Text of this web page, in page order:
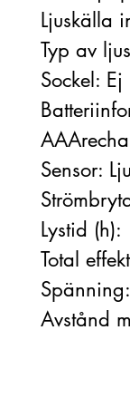
Ljuskälla
Typ av
Sockel:
Sensor:
Lystid
Total
Avstånd